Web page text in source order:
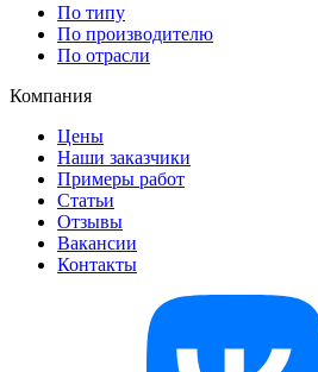
По типу
По производителю
По отрасли
Компания
Цены
Наши заказчики
Примеры работ
Статьи
Отзывы
Вакансии
Контакты